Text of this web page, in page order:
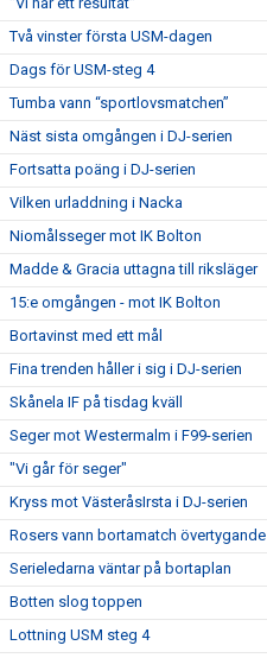
Två vinster första USM-dagen
Dags för USM-steg 4
Tumba vann “sportlovsmatchen”
Näst sista omgången i DJ-serien
Fortsatta poäng i DJ-serien
Vilken urladdning i Nacka
Niomålsseger mot IK Bolton
Madde & Gracia uttagna till riksläger
15:e omgången - mot IK Bolton
Bortavinst med ett mål
Fina trenden håller i sig i DJ-serien
Skånela IF på tisdag kväll
Seger mot Westermalm i F99-serien
"Vi går för seger"
Kryss mot VästeråsIrsta i DJ-serien
Rosers vann bortamatch övertygande
Serieledarna väntar på bortaplan
Botten slog toppen
Lottning USM steg 4